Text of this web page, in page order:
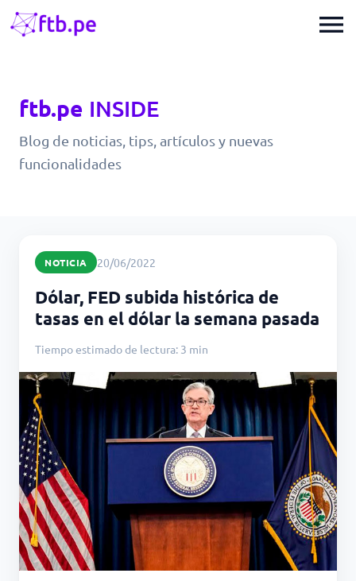
menu
ftb.pe INSIDE
Blog de noticias, tips, artículos y nuevas
funcionalidades
NOTICIA 20/06/2022
Dólar, FED subida histórica de
tasas en el dólar la semana pasada
Tiempo estimado de lectura: 3 min